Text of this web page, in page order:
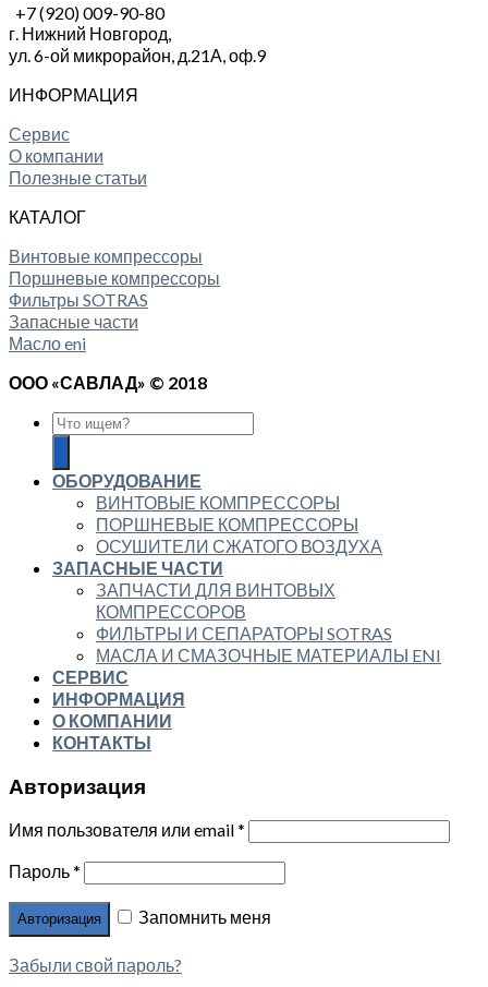
+7 (920) 009-90-80
г. Нижний Новгород,
ул. 6-ой микрорайон, д.21А,оф.9
ИНФОРМАЦИЯ
Сервис
О компании
Полезные статьи
КАТАЛОГ
Винтовые компрессоры
Поршневые компрессоры
Фильтры SOTRAS
Запасные части
Масло eni
ООО «САВЛАД» © 2018
ОБОРУДОВАНИЕ
ВИНТОВЫЕ КОМПРЕССОРЫ
ПОРШНЕВЫЕ КОМПРЕССОРЫ
ОСУШИТЕЛИ СЖАТОГО ВОЗДУХА
ЗАПАСНЫЕ ЧАСТИ
ЗАПЧАСТИ ДЛЯ ВИНТОВЫХ
КОМПРЕССОРОВ
ФИЛЬТРЫ И СЕПАРАТОРЫ SOTRAS
МАСЛА И СМАЗОЧНЫЕ МАТЕРИАЛЫ ENI
СЕРВИС
ИНФОРМАЦИЯ
О КОМПАНИИ
КОНТАКТЫ
Авторизация
Имя пользователя или email*
Пароль*
Запомнить меня
Забыли свой пароль?